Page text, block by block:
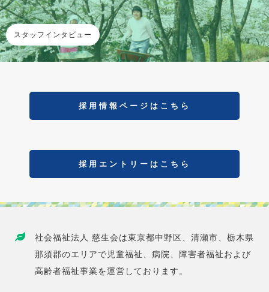
スタッフインタビュー
採用情報ページはこちら
採用エントリーはこちら
社会福祉法人 慈生会は東京都中野区、清瀬市、栃木県
那須郡のエリアで児童福祉、病院、障害者福祉および
高齢者福祉事業を運営しております。